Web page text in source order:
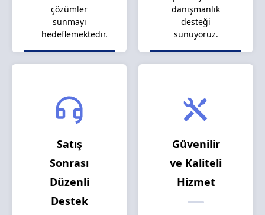
çözümler
sunmayı
hedeflemektedir.
danışmanlık
desteği
sunuyoruz.
Satış
Sonrası
Düzenli
Destek
Güvenilir
ve Kaliteli
Hizmet